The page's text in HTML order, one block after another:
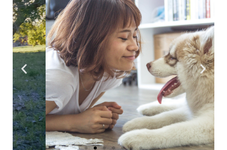
... mit deinem Hund
eure individuellen
Ziele zu erreichen